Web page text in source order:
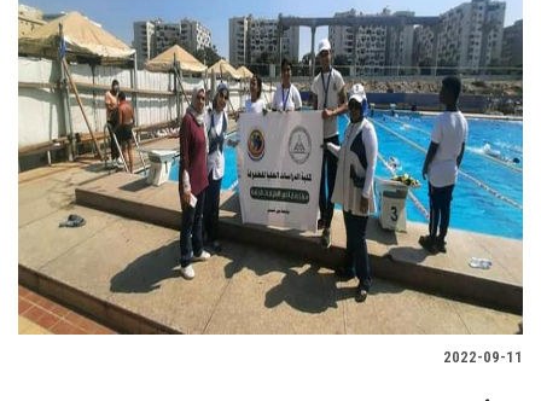
الإعلام
تواصل معنا
الطلاب
هيئة التدريس
الدراسات العليا
2022-09-11